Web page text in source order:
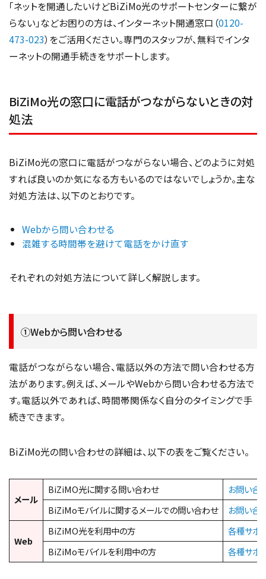
「ネットを開通したいけどBiZiMo光のサポートセンターに繋が
らない」などお困りの方は、インターネット開通窓口（0120-
473-023）をご活用ください。専門のスタッフが、無料でインタ
ーネットの開通手続きをサポートします。
BiZiMo光の窓口に電話がつながらないときの対
処法
BiZiMo光の窓口に電話がつながらない場合、どのように対処
すれば良いのか気になる方もいるのではないでしょうか。主な
対処方法は、以下のとおりです。
Webから問い合わせる
混雑する時間帯を避けて電話をかけ直す
それぞれの対処方法について詳しく解説します。
①Webから問い合わせる
電話がつながらない場合、電話以外の方法で問い合わせる方
法があります。例えば、メールやWebから問い合わせる方法で
す。電話以外であれば、時間帯関係なく自分のタイミングで手
続きできます。
BiZiMo光の問い合わせの詳細は、以下の表をご覧ください。
メール
BiZiMO光に関する問い合わせ
お問い合
BiZiMoモバイルに関するメールでの問い合わせ
お問い合
Web
BiZiMO光を利用中の方
各種サポ
BiZiMoモバイルを利用中の方
各種サポ